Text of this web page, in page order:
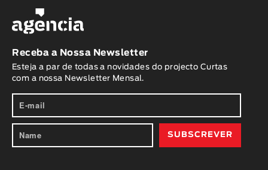
Receba a Nossa Newsletter
Esteja a par de todas a novidades do projecto Curtas
com a nossa Newsletter Mensal.